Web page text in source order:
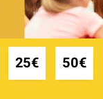
25€ 50€